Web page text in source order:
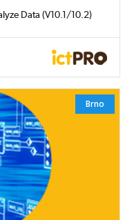
Data (V10.1/10.2)
Brno